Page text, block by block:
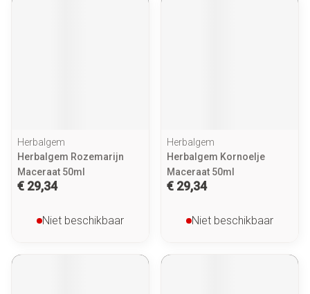
Herbalgem
Herbalgem Rozemarijn
Maceraat 50ml
€ 29,34
Niet beschikbaar
Herbalgem
Herbalgem Kornoelje
Maceraat 50ml
€ 29,34
Niet beschikbaar